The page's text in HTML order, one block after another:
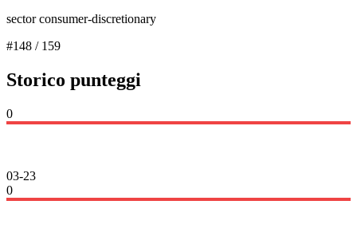
sector consumer-discretionary
#148 / 159
Storico punteggi
0
03-23
0